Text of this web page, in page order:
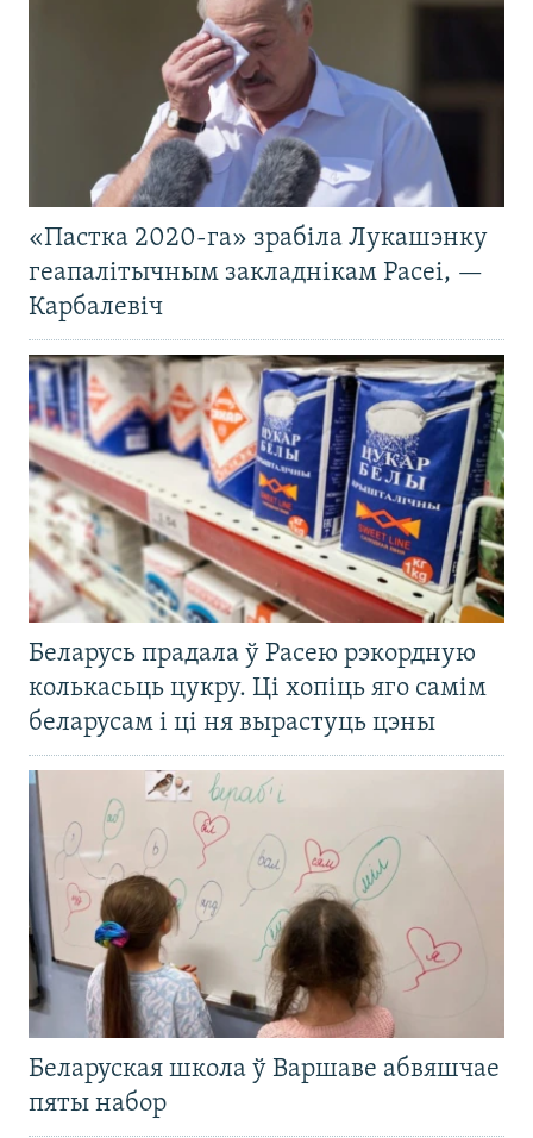
«Пастка 2020-га» зрабіла Лукашэнку
геапалітычным закладнікам Расеі, —
Карбалевіч
Беларусь прадала ў Расею рэкордную
колькасьць цукру. Ці хопіць яго самім
беларусам і ці ня вырастуць цэны
Беларуская школа ў Варшаве абвяшчае
пяты набор